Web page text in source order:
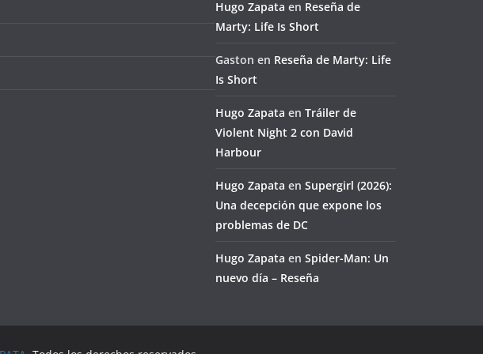
Hugo Zapata en Reseña de
Marty: Life Is Short
Gaston en Reseña de Marty: Life
Is Short
Hugo Zapata en Tráiler de
Violent Night 2 con David
Harbour
Hugo Zapata en Supergirl (2026):
Una decepción que expone los
problemas de DC
Hugo Zapata en Spider-Man: Un
nuevo día – Reseña